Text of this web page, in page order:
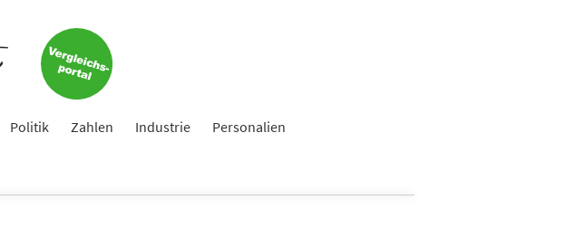
Politik Zahlen Industrie Personalien